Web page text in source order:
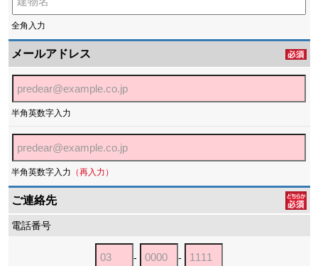
全角入力
メールアドレス
半角英数字入力
半角英数字入力 （再入力）
ご連絡先
電話番号
- -